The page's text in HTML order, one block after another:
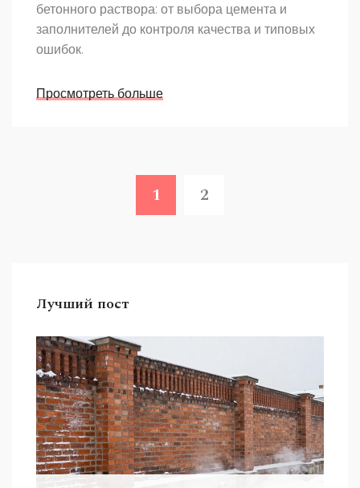
бетонного раствора: от выбора цемента и
заполнителей до контроля качества и типовых
ошибок.
Просмотреть больше
1 2
Лучший пост